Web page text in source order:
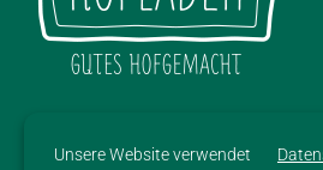
Unsere Website verwendet